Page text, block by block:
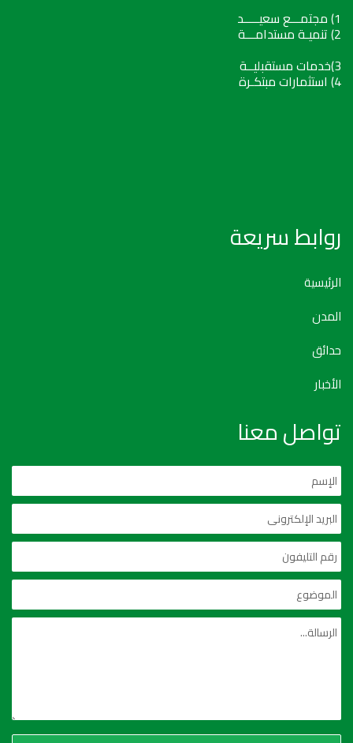
1) مجتمـــع سعيـــــد
2) تنميـة مستدامـــة
3)خدمات مستقبليــة
4) استثمارات مبتكـرة
روابط سريعة
الرئيسية
المدن
حدائق
الأخبار
تواصل معنا